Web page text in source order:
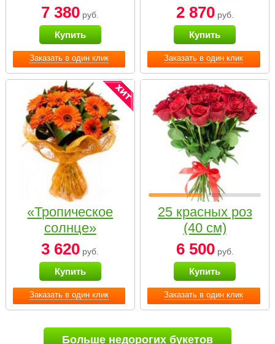
Заказать в один клик
7 380 руб.
Купить
Заказать в один клик
2 870руб.
Купить
Заказать в один клик
«Тропическое
солнце»
3 620 руб.
Купить
Заказать в один клик
25 красных роз
(40 см)
6 500руб.
Купить
Больше недорогих букетов